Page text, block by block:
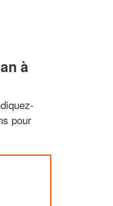
à
pour